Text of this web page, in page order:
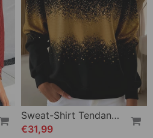
Sweat-Shirt Tendance Col Rond Dégradé
€31,99